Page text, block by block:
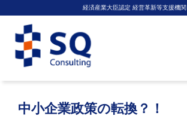
経済産業大臣認定 経営革新等支援機関
中小企業政策の転換？！